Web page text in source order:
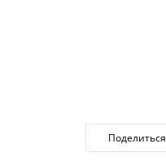
Поделиться